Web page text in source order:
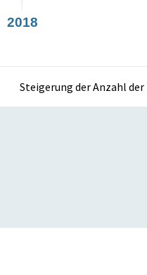
2018
Steigerung der Anzahl